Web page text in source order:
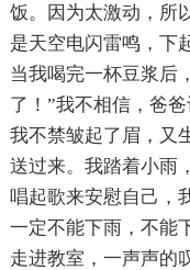
饭。因为太激动，所
是天空电闪雷鸣，下
当我喝完一杯豆浆后
了！”我不相信，爸
我不禁皱起了眉，又
送过来。我踏着小雨
唱起歌来安慰自己，
一定不能下雨，不能
走进教室，一声声的